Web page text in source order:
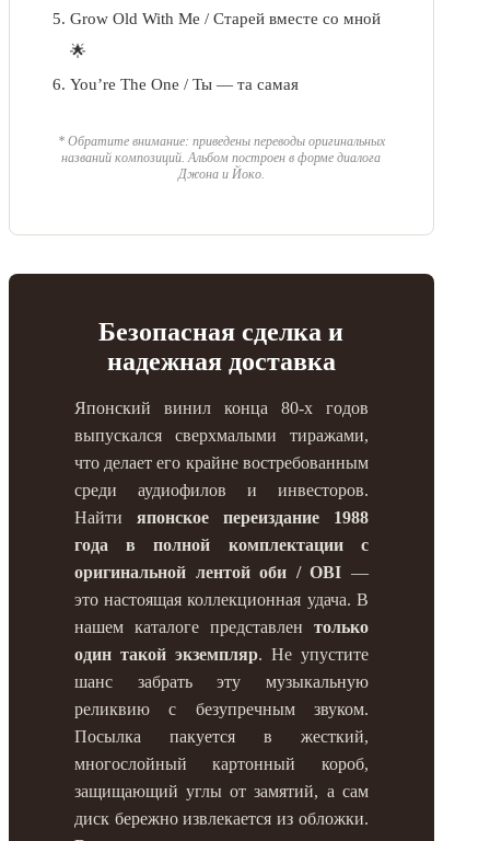
Grow Old With Me / Старей вместе со мной
🌟
You’re The One / Ты — та самая
* Обратите внимание: приведены переводы оригинальных
названий композиций. Альбом построен в форме диалога
Джона и Йоко.
Безопасная сделка и
надежная доставка
Японский винил конца 80-х годов
выпускался сверхмалыми тиражами,
что делает его крайне востребованным
среди аудиофилов и инвесторов.
Найти японское переиздание 1988
года в полной комплектации с
оригинальной лентой оби / OBI —
это настоящая коллекционная удача. В
нашем каталоге представлен только
один такой экземпляр. Не упустите
шанс забрать эту музыкальную
реликвию с безупречным звуком.
Посылка пакуется в жесткий,
многослойный картонный короб,
защищающий углы от замятий, а сам
диск бережно извлекается из обложки.